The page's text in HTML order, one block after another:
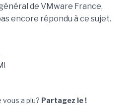
de VMware France,
encore répondu à ce sujet.
a plu? Partagez le !